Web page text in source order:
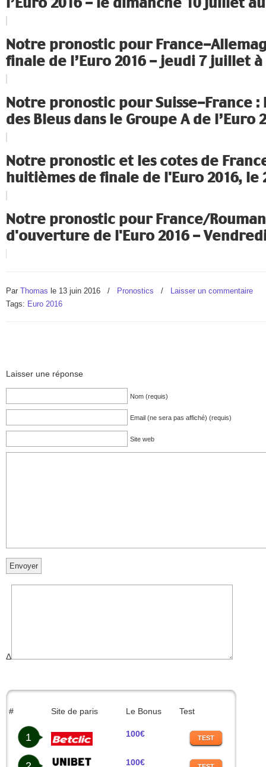
Notre pronostic pour France-
finale de l’Euro 2016 - jeudi 7 juillet
Notre pronostic pour Suisse-France
des Bleus dans le Groupe A de l’Euro
Notre pronostic et les cotes de
huitièmes de finale de l'Euro 2016, le
Notre pronostic pour France/
d'ouverture de l'Euro 2016 -
Par Thomas le 13 juin 2016 / Pronostics /
Laisser un commentaire
Tags: Euro 2016
Laisser une réponse
Nom (requis)
Email (ne sera pas affiché) (requis)
Site web
Δ
# Site de paris Le Bonus Test
1 100€ TEST
100€